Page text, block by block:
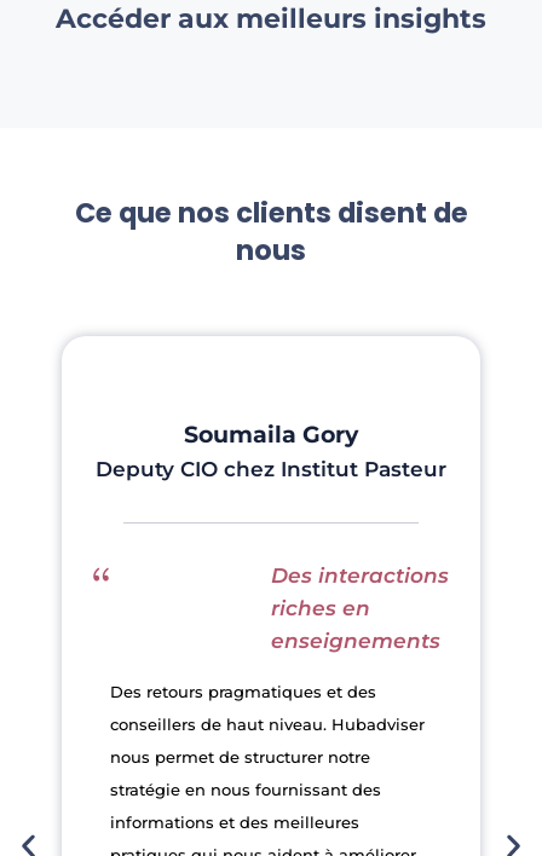
Accéder aux meilleurs insights​
Ce que nos clients disent de
nous
Soumaila Gory
Deputy CIO chez Institut Pasteur
Des interactions
riches en
enseignements
Des retours pragmatiques et des
conseillers de haut niveau. Hubadviser
nous permet de structurer notre
stratégie en nous fournissant des
informations et des meilleures